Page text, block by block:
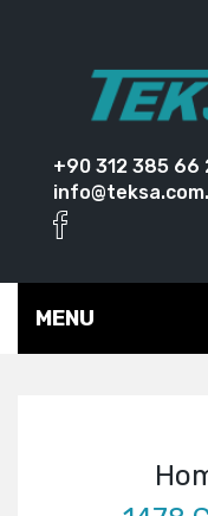
+90 312 385 66
MENU